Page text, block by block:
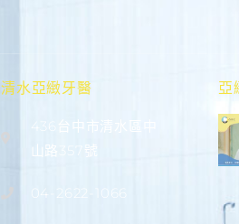
清水亞緻牙醫
436台中市清水區中
山路357號
04-2622-1066
亞